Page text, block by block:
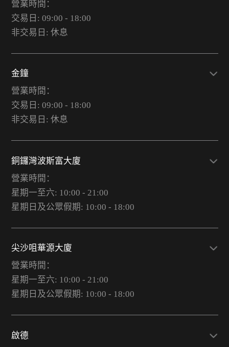
營業時間：
交易日: 09:00 - 18:00
非交易日: 休息
金鐘
營業時間：
交易日: 09:00 - 18:00
非交易日: 休息
銅鑼灣波斯富大廈
營業時間：
星期一至六: 10:00 - 21:00
星期日及公眾假期: 10:00 - 18:00
尖沙咀華源大廈
營業時間：
星期一至六: 10:00 - 21:00
星期日及公眾假期: 10:00 - 18:00
啟德